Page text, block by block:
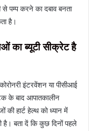
से पम्प करने का दबाव बनता
है।
का ब्यूटी सीक्रेट है
इंटरवेंशन या पीसीआई
के बाद आपातकालीन
की हार्ट हेल्थ को ध्यान में
है। बता दें कि कुछ दिनों पहले